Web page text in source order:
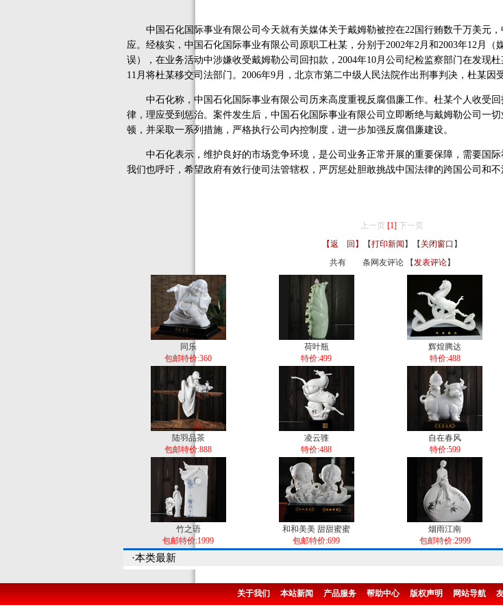
中国石化国际事业有限公司今天就有关媒体关于戴姆勒被控在22国行贿数千万美元，
应。经核实，中国石化国际事业有限公司原职工杜某，分别于2002年2月和2003年12月（
误），在业务活动中涉嫌收受戴姆勒公司回扣款，2004年10月公司纪检监察部门在发现
11月将杜某移交司法部门。2006年9月，北京市第二中级人民法院作出刑事判决，杜某因
中石化称，中国石化国际事业有限公司历来高度重视反腐倡廉工作。杜某个人收受回
律，理应受到惩治。案件发生后，中国石化国际事业有限公司立即断绝与戴姆勒公司一
顿，并采取一系列措施，严格执行公司内控制度，进一步加强反腐倡廉建设。
中石化表示，维护良好的市场竞争环境，是公司业务正常开展的重要保障，需要国际
我们也呼吁，希望政府有效行使司法管辖权，严厉惩处胆敢挑战中国法律的跨国公司和不
上一页 [1] 下一页
【返 回】
【打印新闻 】【 关闭窗口 】
共有
条网友评论 【发表评论】
同乐
包邮特价:360
荷叶瓶
特价:499
辉煌腾达
特价:488
陆羽品茶
包邮特价:888
凌云骓
特价:488
自在春风
特价:599
竹之语
包邮特价:1999
和和美美 甜甜蜜蜜
包邮特价:699
烟雨江南
包邮特价:2999
·本类最新
关于我们 本站新闻 产品服务 帮助中心 版权声明 网站导航